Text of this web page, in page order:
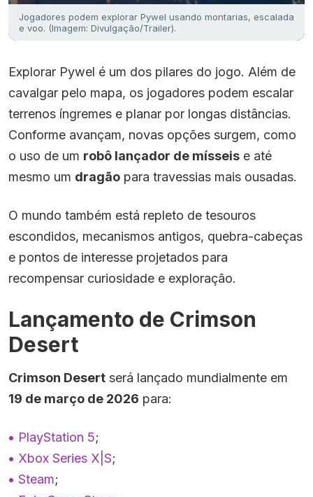
Jogadores podem explorar Pywel usando montarias, escalada
e voo. (Imagem: Divulgação/Trailer).
Explorar Pywel é um dos pilares do jogo. Além de
cavalgar pelo mapa, os jogadores podem escalar
terrenos íngremes e planar por longas distâncias.
Conforme avançam, novas opções surgem, como
o uso de um robô lançador de mísseis e até
mesmo um dragão para travessias mais ousadas.
O mundo também está repleto de tesouros
escondidos, mecanismos antigos, quebra-cabeças
e pontos de interesse projetados para
recompensar curiosidade e exploração.
Lançamento de Crimson
Desert
Crimson Desert será lançado mundialmente em
19 de março de 2026 para:
PlayStation 5;
Xbox Series X|S;
Steam;